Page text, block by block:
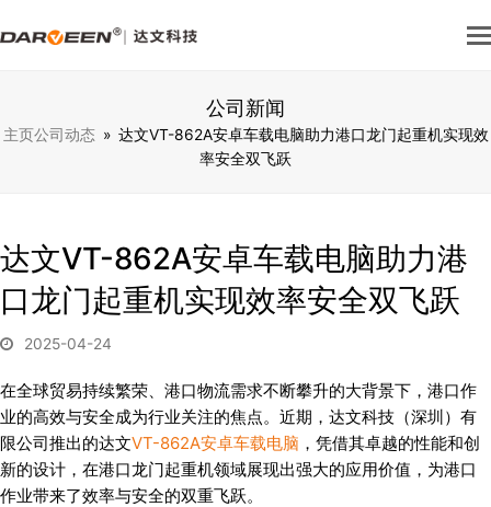
公司新闻
主页公司动态 » 达文VT-862A安卓车载电脑助力港口龙门起重机实现效
率安全双飞跃
达文VT-862A安卓车载电脑助力港
口龙门起重机实现效率安全双飞跃
2025-04-24
在全球贸易持续繁荣、港口物流需求不断攀升的大背景下，港口作
业的高效与安全成为行业关注的焦点。近期，达文科技（深圳）有
限公司推出的达文VT-862A安卓车载电脑 ，凭借其卓越的性能和创
新的设计，在港口龙门起重机领域展现出强大的应用价值，为港口
作业带来了效率与安全的双重飞跃。